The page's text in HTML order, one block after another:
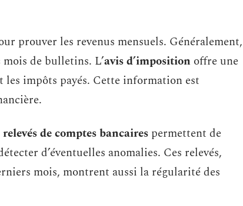
prouver les revenus mensuels. Généralement,
de bulletins. L’avis d’imposition offre une
les impôts payés. Cette information est
relevés de comptes bancaires permettent de
d’éventuelles anomalies. Ces relevés,
mois, montrent aussi la régularité des